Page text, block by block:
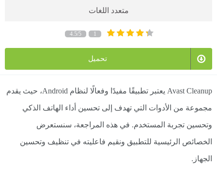
متعدد اللغات
4.5/5 1
تحميل
Avast Cleanup يعتبر تطبيقًا مفيدًا وفعالًا لنظام Android، حيث يقدم
مجموعة من الأدوات التي تهدف إلى تحسين أداء الهاتف الذكي
وتحسين تجربة المستخدم. في هذه المراجعة، سنستعرض
الخصائص الرئيسية للتطبيق ونقيم فاعليته في تنظيف وتحسين
الجهاز.